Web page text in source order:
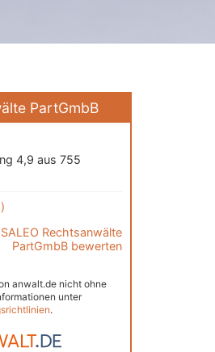
PartGmbB
4,9 aus 755
SALEO Rechtsanwälte
PartGmbB bewerten
anwalt.de nicht ohne
unter
.